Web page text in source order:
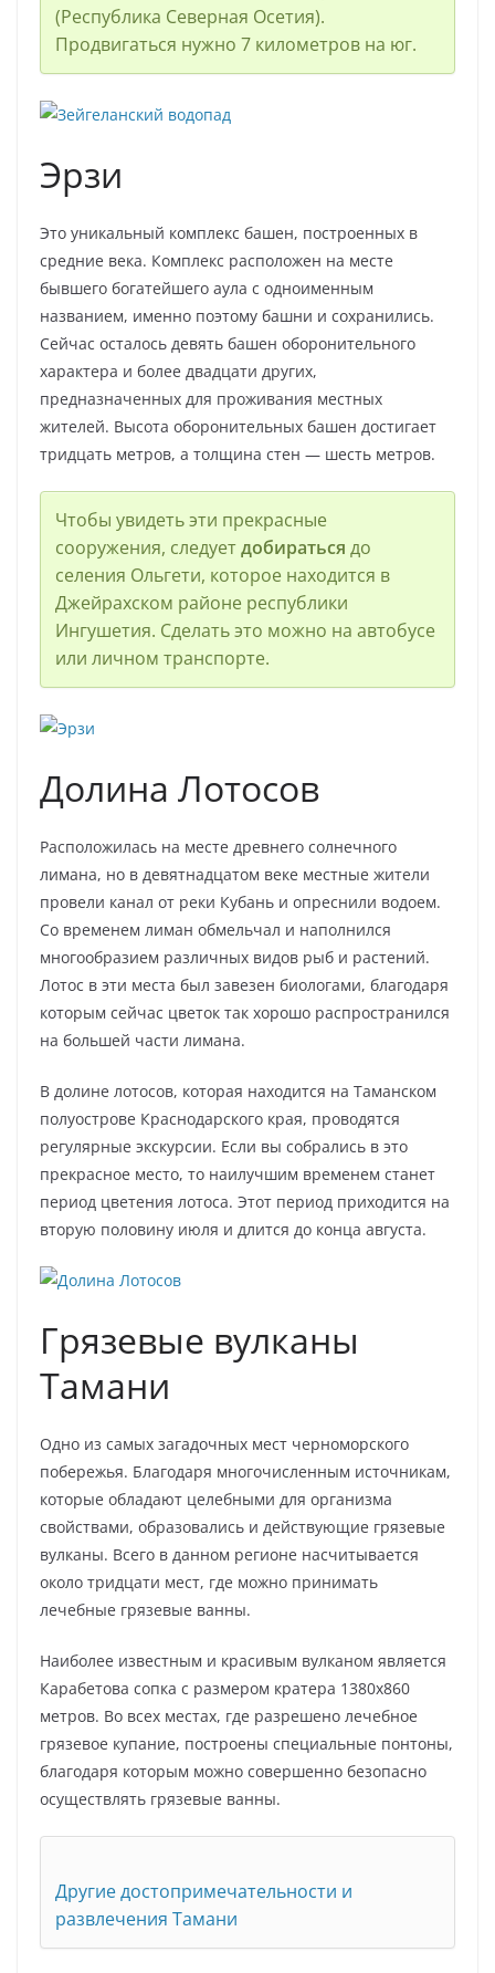
(Республика Северная Осетия).
Продвигаться нужно 7 километров на юг.
Эрзи
Это уникальный комплекс башен, построенных в
средние века. Комплекс расположен на месте
бывшего богатейшего аула с одноименным
названием, именно поэтому башни и сохранились.
Сейчас осталось девять башен оборонительного
характера и более двадцати других,
предназначенных для проживания местных
жителей. Высота оборонительных башен достигает
тридцать метров, а толщина стен — шесть метров.
Чтобы увидеть эти прекрасные
сооружения, следуетдобираться до
селения Ольгети, которое находится в
Джейрахском районе республики
Ингушетия. Сделать это можно на автобусе
или личном транспорте.
Долина Лотосов
Расположилась на месте древнего солнечного
лимана, но в девятнадцатом веке местные жители
провели канал от реки Кубань и опреснили водоем.
Со временем лиман обмельчал и наполнился
многообразием различных видов рыб и растений.
Лотос в эти места был завезен биологами, благодаря
которым сейчас цветок так хорошо распространился
на большей части лимана.
В долине лотосов, которая находится на Таманском
полуострове Краснодарского края, проводятся
регулярные экскурсии. Если вы собрались в это
прекрасное место, то наилучшим временем станет
период цветения лотоса. Этот период приходится на
вторую половину июля и длится до конца августа.
Грязевые вулканы
Тамани
Одно из самых загадочных мест черноморского
побережья. Благодаря многочисленным источникам,
которые обладают целебными для организма
свойствами, образовались и действующие грязевые
вулканы. Всего в данном регионе насчитывается
около тридцати мест, где можно принимать
лечебные грязевые ванны.
Наиболее известным и красивым вулканом является
Карабетова сопка с размером кратера 1380х860
метров. Во всех местах, где разрешено лечебное
грязевое купание, построены специальные понтоны,
благодаря которым можно совершенно безопасно
осуществлять грязевые ванны.
Другие достопримечательности и
развлечения Тамани